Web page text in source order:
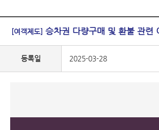
[여객제도] 승차권 다량구매 및 환불 관련
등록일 2025-03-28